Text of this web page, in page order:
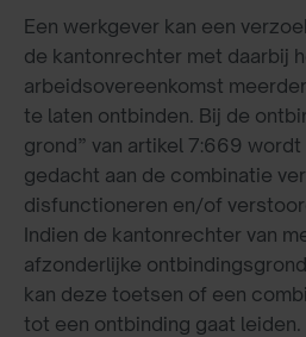
Een werkgever kan een
de kantonrechter met daarbij
arbeidsovereenkomst
te laten ontbinden. Bij de
grond” van artikel 7:669
gedacht aan de combinatie
disfunctioneren en/of
Indien de kantonrechter van
afzonderlijke
kan deze toetsen of een
tot een ontbinding gaat